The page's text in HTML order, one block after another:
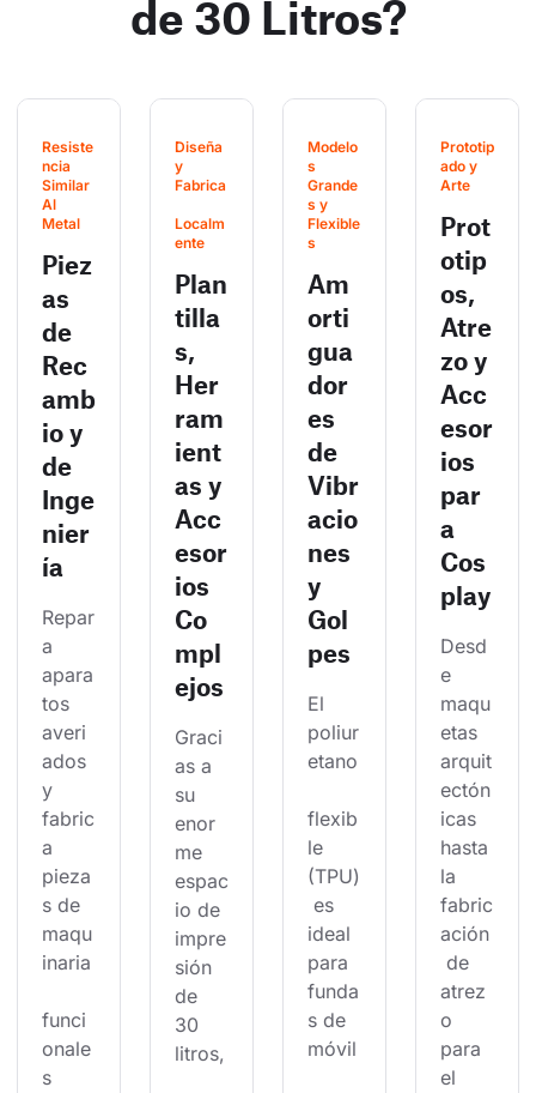
de 30 Litros?
Resiste
ncia
Similar
Al
Metal
Piez
as
de
Rec
amb
io y
de
Inge
nier
ía
Repar
a
apara
tos
averi
ados
y
fabric
a
pieza
s de
maqu
inaria
funci
onale
s
Diseña
y
Fabrica
Localm
ente
Plan
tilla
s,
Her
ram
ient
as y
Acc
esor
ios
Co
mpl
ejos
Graci
as a
su
enor
me
espac
io de
impre
sión
de
30
litros,
Modelo
s
Grande
s y
Flexible
s
Am
orti
gua
dor
es
de
Vibr
acio
nes
y
Gol
pes
El
poliur
etano
flexib
le
(TPU)
es
ideal
para
funda
s de
móvil
Prototip
ado y
Arte
Prot
otip
os,
Atre
zo y
Acc
esor
ios
par
a
Cos
play
Desd
e
maqu
etas
arquit
ectón
icas
hasta
la
fabric
ación
de
atrez
o
para
el